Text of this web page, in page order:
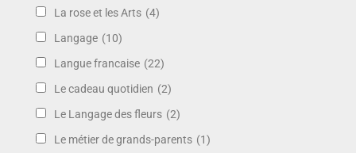
La rose et les Arts (4)
Langage (10)
Langue francaise (22)
Le cadeau quotidien (2)
Le Langage des fleurs (2)
Le métier de grands-parents (1)